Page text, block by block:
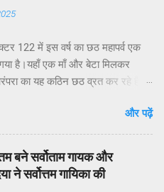
नहीं हो रही है। यह कहना है
डॉ उमेश शर्मा ने नोएडा की
न होने के कारण जनप्रतिनिधियों की
है. उनके अनुसार सांसद और विधायक को
का क्षेत्रीय दौरों की संख्या अत्यंत सीमित
केवल “कागज़ों में” दर्ज हो रही हैं,
122 में इस वर्ष का छठ महापर्व एक
है।यहाँ एक माँ और बेटा मिलकर
का यह कठिन छठ व्रत कर रहे हैं —
द्वारा किया जाने वाला कठोर उपवास
माँ के साथ बेटे ने भी समान श्रद्धा और
निभाने का संकल्प लिया है छठ व्रत
प्रकाश डालते हुए आवासीय कल्याण
शर्मा ने बताया कि छठ” शब्द
और पढ़ें
बने सर्वोताम गायक और
ने सर्वोत्तम गायिका की